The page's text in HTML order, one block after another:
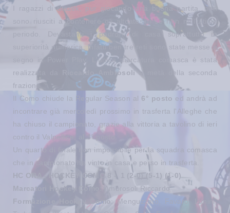
I ragazzi di Blazek, pur giocando una buona partita, non
sono riusciti a contenere gli altoatesini se non nell'ultimo
periodo. Devastanti i padroni di casa soprattutto in
superiorità numerica, infatti ben tre reti sono state messe a
segno in Power Play. L'unica marcatura comasca è stata
realizzata da
Riccardo Ambrosolia metà della seconda
frazione.
Il Como chiude la Regular Season al 6° posto ed andrà ad
incontrare già mercoledì prossimo in trasferta l'Alleghe che
ha chiuso il campionato, grazie alla vittoria a tavolino di ieri
contro il Valpellice, al 3° posto.
Un quarto di finale non impossibile per la squadra comasca
che in campionato ha vinto in casa e perso in trasferta.
HC ORA - HOCKEY COMO 8 – 1 (2-0) (5-1) (1-0)
Marcatori Hockey Como:
Ambrosoli Riccardo
Formazione Hockey Como : Menguzzato, Favaro, Lunini,